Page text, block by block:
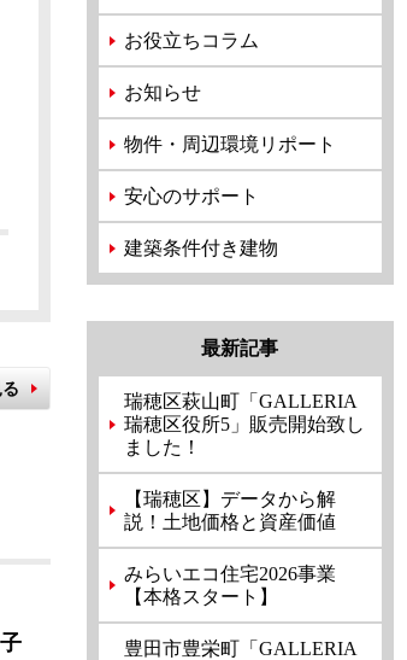
お役立ちコラム
お知らせ
物件・周辺環境リポート
安心のサポート
建築条件付き建物
最新記事
瑞穂区萩山町「GALLERIA
瑞穂区役所5」販売開始致し
ました！
【瑞穂区】データから解
説！土地価格と資産価値
みらいエコ住宅2026事業
【本格スタート】
豊田市豊栄町「GALLERIA